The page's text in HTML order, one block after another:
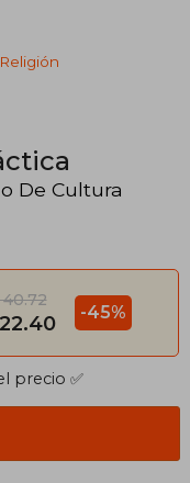
De Cultura
40.72
-45%
precio ✅